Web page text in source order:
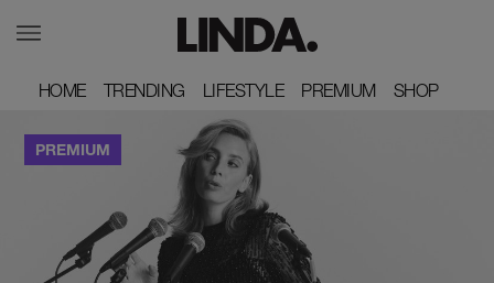
HOME
HOME TRENDING
TRENDING LIFESTYLE
LIFESTYLE PREMIUM
PREMIUM SHOP
SHOP